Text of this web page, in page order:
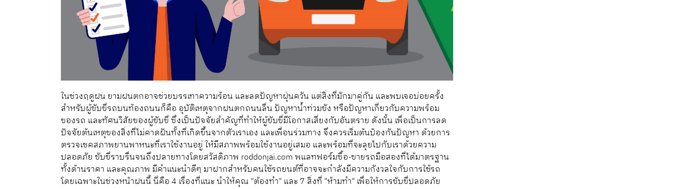
ในช่วงฤดูฝน ยามฝนตกอาจช่วยบรรเทาความร้อน และลดปัญหาฝุ่นควัน แต่สิ่งที่มักมาคู่กัน และพบเจอบ่อยครั้ง
สำหรับผู้ขับขี่รถบนท้องถนนก็คือ อุบัติเหตุจากฝนตกถนนลื่น ปัญหาน้ำท่วมขัง หรือปัญหาเกี่ยวกับความพร้อม
ของรถ และทัศนวิสัยของผู้ขับขี่ ซึ่งเป็นปัจจัยสำคัญที่ทำให้ผู้ขับขี่มีโอกาสเสี่ยงกับอันตราย ดังนั้น เพื่อเป็นการลด
ปัจจัยต้นเหตุของสิ่งที่ไม่คาดฝันทั้งที่เกิดขึ้นจากตัวเราเอง และเพื่อนร่วมทาง จึงควรเริ่มต้นป้องกันปัญหา ด้วยการ
ตรวจเชคสภาพยานพาหนะที่เราใช้งานอยู่ ให้มีสภาพพร้อมใช้งานอยู่เสมอ และพร้อมที่จะลุยไปกับเราด้วยความ
ปลอดภัย ขับขี่ราบรื่นจนถึงปลายทางโดยสวัสดิภาพ roddonjai.com พแลทฟอร์มซื้อ-ขายรถมือสองที่ได้มาตรฐาน
ทั้งด้านราคา และคุณภาพ มีคำแนะนำดีๆ มาฝากสำหรับคนใช้รถยนต์ที่อาจจะกำลังมีความกังวลใจกับการใช้รถ
โดยเฉพาะในช่วงหน้าฝนนี้ นี่คือ 4 เรื่องที่แนะ นำให้คุณ "ต้องทำ" และ 7 สิ่งที่ "ห้ามทำ" เพื่อให้การขับขี่ปลอดภัย